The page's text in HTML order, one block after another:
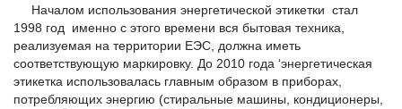
Началом использования энергетической этикетки стал
1998 год именно с этого времени вся бытовая техника,
реализуемая на территории ЕЭС, должна иметь
соответствующую маркировку. До 2010 года ‘энергетическая
этикетка использовалась главным образом в приборах,
потребляющих энергию (стиральные машины, кондиционеры,